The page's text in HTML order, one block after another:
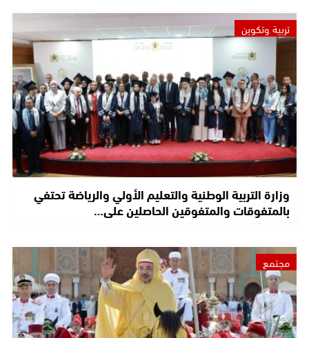
تربية وتكوين
وزارة التربية الوطنية والتعليم الأولي والرياضة تحتفي
بالمتفوقات والمتفوقين الحاصلين على…
مجتمع